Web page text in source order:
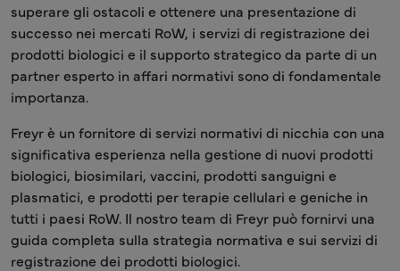
superare gli ostacoli e ottenere una presentazione di
successo nei mercati RoW, i servizi di registrazione dei
prodotti biologici e il supporto strategico da parte di un
partner esperto in affari normativi sono di fondamentale
importanza.
Freyr è un fornitore di servizi normativi di nicchia con una
significativa esperienza nella gestione di nuovi prodotti
biologici, biosimilari, vaccini, prodotti sanguigni e
plasmatici, e prodotti per terapie cellulari e geniche in
tutti i paesi RoW. Il nostro team di Freyr può fornirvi una
guida completa sulla strategia normativa e sui servizi di
registrazione dei prodotti biologici.